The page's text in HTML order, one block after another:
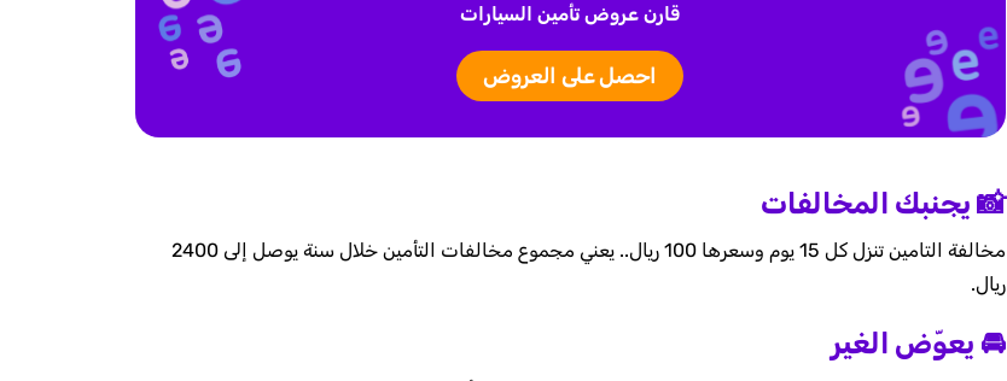
قارن عروض تأمين السيارات
احصل على العروض
📸 يجنبك المخالفات
مخالفة التامين تنزل كل 15 يوم وسعرها 100 ريال.. يعني مجموع مخالفات التأمين خلال سنة يوصل إلى 2400
ريال.
🚘 يعوّض الغير